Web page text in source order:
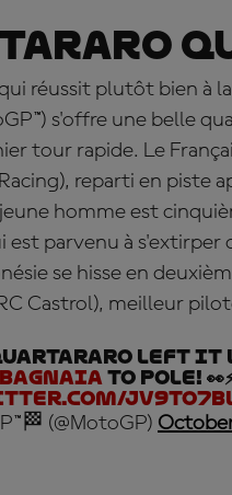
réussit plutôt bien à
s'offre une belle
tour rapide. Le
reparti en piste
jeune homme est
est parvenu à
se hisse en
Castrol), meilleur
left it
to pole!
(@MotoGP)